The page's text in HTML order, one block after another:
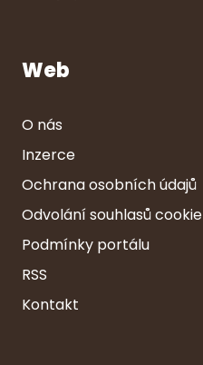
Web
O nás
Inzerce
Ochrana osobních údajů
Odvolání souhlasů cookie
Podmínky portálu
RSS
Kontakt